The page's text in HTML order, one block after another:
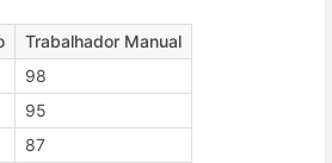
Trabalhador Manual
98
95
87